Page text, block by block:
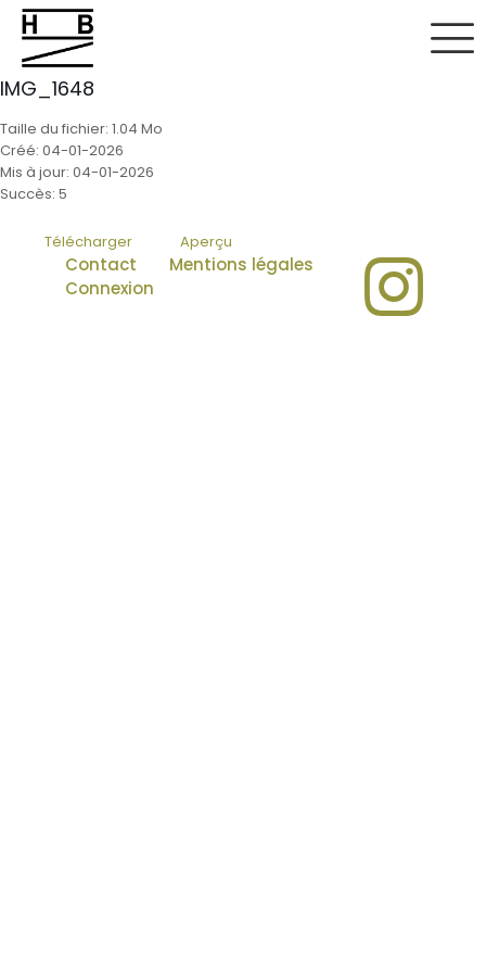
IMG_1648
Taille du fichier: 1.04 Mo
Créé: 04-01-2026
Mis à jour: 04-01-2026
Succès: 5
Télécharger Aperçu
Contact
Mentions légales
Connexion